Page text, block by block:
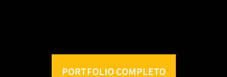
PORTFOLIO COMPLETO